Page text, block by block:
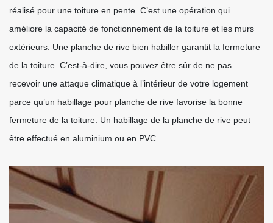
réalisé pour une toiture en pente. C’est une opération qui
améliore la capacité de fonctionnement de la toiture et les murs
extérieurs. Une planche de rive bien habiller garantit la fermeture
de la toiture. C’est-à-dire, vous pouvez être sûr de ne pas
recevoir une attaque climatique à l’intérieur de votre logement
parce qu’un habillage pour planche de rive favorise la bonne
fermeture de la toiture. Un habillage de la planche de rive peut
être effectué en aluminium ou en PVC.